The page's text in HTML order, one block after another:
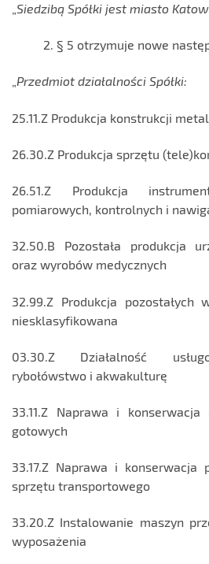
Siedzibą Spółki jest miasto
2. § 5 otrzymuje nowe
Przedmiot działalności Spółki:
25.11.Z Produkcja konstrukcji
26.30.Z Produkcja sprzętu
26.51.Z Produkcja
pomiarowych, kontrolnych i
32.50.B Pozostała produkcja
oraz wyrobów medycznych
32.99.Z Produkcja pozostałych
niesklasyfikowana
03.30.Z Działalność
rybołówstwo i akwakulturę
33.11.Z Naprawa i
gotowych
33.17.Z Naprawa i konserwacja
sprzętu transportowego
33.20.Z Instalowanie maszyn
wyposażenia